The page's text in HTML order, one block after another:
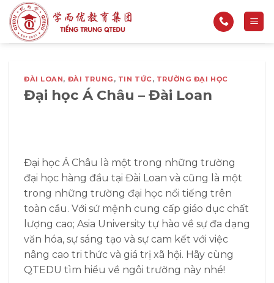
qua
nội
ĐÀI LOAN, ĐÀI TRUNG , TIN TỨC, TRƯỜNG ĐẠI HỌC
Đại học Á Châu – Đài Loan
Đại học Á Châu là một trong những trường
đại học hàng đầu tại Đài Loan và cũng là một
trong những trường đại học nổi tiếng trên
toàn cầu. Với sứ mệnh cung cấp giáo dục chất
lượng cao; Asia University tự hào về sự đa dạng
văn hóa, sự sáng tạo và sự cam kết với việc
nâng cao tri thức và giá trị xã hội. Hãy cùng
QTEDU tìm hiểu về ngôi trường này nhé!